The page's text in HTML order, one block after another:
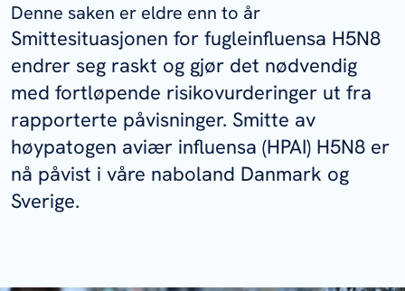
Denne saken er eldre enn to år
Smittesituasjonen for fugleinfluensa H5N8
endrer seg raskt og gjør det nødvendig
med fortløpende risikovurderinger ut fra
rapporterte påvisninger. Smitte av
høypatogen aviær influensa (HPAI) H5N8 er
nå påvist i våre naboland Danmark og
Sverige.